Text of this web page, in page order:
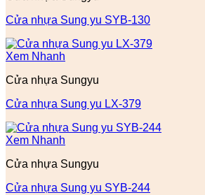
Cửa nhựa Sung yu SYB-130
Xem Nhanh
Cửa nhựa Sungyu
Cửa nhựa Sung yu LX-379
Xem Nhanh
Cửa nhựa Sungyu
Cửa nhựa Sung yu SYB-244